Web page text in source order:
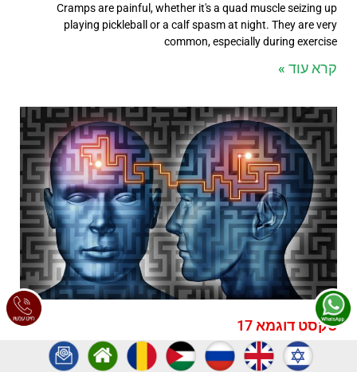
Cramps are painful, whether it's a quad muscle seizing up
playing pickleball or a calf spasm at night. They are very
common, especially during exercise
קרא עוד »
טקסט דוגמא 17
טקסט דוגמאטקסט דוגמאטקסט דוגמאטקסט דוגמאטקסט
דוגמאטקסט דוגמאטקסט דוגמאטקסט דוגמאטקסט דוגמאטקסט